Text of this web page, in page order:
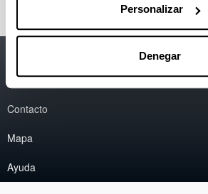
Personalizar
Denegar
Información legal
Contacto
Mapa
Ayuda